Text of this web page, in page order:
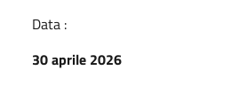
Data :
30 aprile 2026